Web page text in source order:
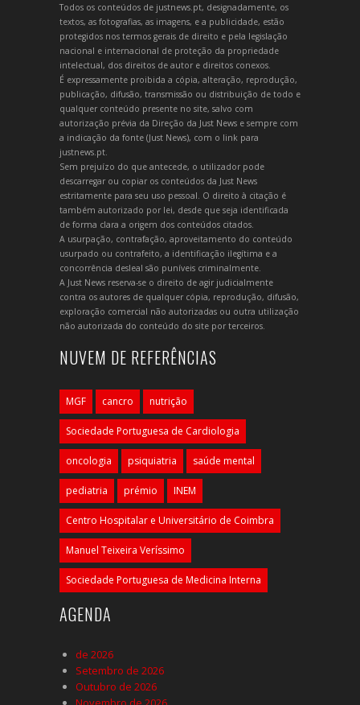
Todos os conteúdos de justnews.pt, designadamente, os
textos, as fotografias, as imagens, e a publicidade, estão
protegidos nos termos gerais de direito e pela legislação
nacional e internacional de proteção da propriedade
intelectual, dos direitos de autor e direitos conexos.
É expressamente proibida a cópia, alteração, reprodução,
publicação, difusão, transmissão ou distribuição de todo e
qualquer conteúdo presente no site, salvo com
autorização prévia da Direção da Just News e sempre com
a indicação da fonte (Just News), com o link para
justnews.pt.
Sem prejuízo do que antecede, o utilizador pode
descarregar ou copiar os conteúdos da Just News
estritamente para seu uso pessoal. O direito à citação é
também autorizado por lei, desde que seja identificada
de forma clara a origem dos conteúdos citados.
A usurpação, contrafação, aproveitamento do conteúdo
usurpado ou contrafeito, a identificação ilegítima e a
concorrência desleal são puníveis criminalmente.
A Just News reserva-se o direito de agir judicialmente
contra os autores de qualquer cópia, reprodução, difusão,
exploração comercial não autorizadas ou outra utilização
não autorizada do conteúdo do site por terceiros.
NUVEM DE REFERÊNCIAS
MGF cancro nutrição
Sociedade Portuguesa de Cardiologia
oncologia psiquiatria saúde mental
pediatria prémio INEM
Centro Hospitalar e Universitário de Coimbra
Manuel Teixeira Veríssimo
Sociedade Portuguesa de Medicina Interna
AGENDA
de 2026
Setembro de 2026
Outubro de 2026